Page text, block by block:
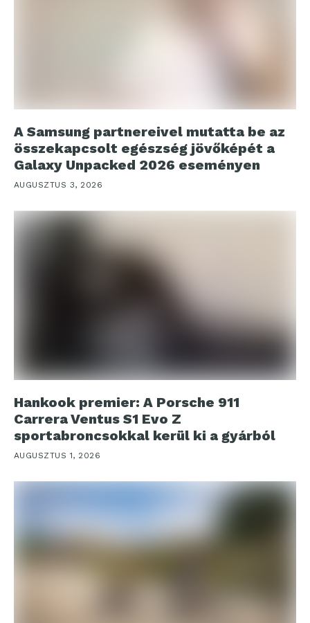
A Samsung partnereivel mutatta be az
összekapcsolt egészség jövőképét a
Galaxy Unpacked 2026 eseményen
AUGUSZTUS 3, 2026
Hankook premier: A Porsche 911
Carrera Ventus S1 Evo Z
sportabroncsokkal kerül ki a gyárból
AUGUSZTUS 1, 2026